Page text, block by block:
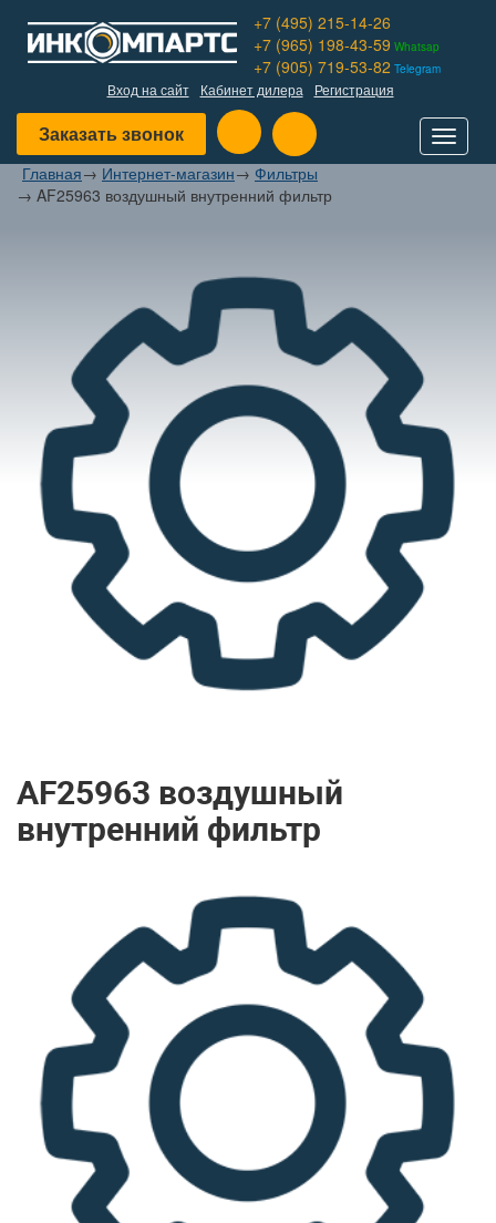
+7 (495) 215-14-26
+7 (965) 198-43-59 Whatsap
+7 (905) 719-53-82 Telegram
Вход на сайт Кабинет дилера Регистрация
Заказать звонок
Toggle
Главная→ Интернет-магазин→ Фильтры
→ AF25963 воздушный внутренний фильтр
AF25963 воздушный
внутренний фильтр